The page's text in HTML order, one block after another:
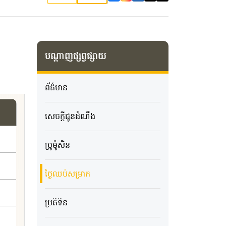
បណ្តាញផ្សព្វផ្សាយ
ព័ត៌មាន
សេចក្ដីជូនដំណឹង
ប្រូម៉ូសិន
ថ្ងៃឈប់សម្រាក
ប្រតិទិន